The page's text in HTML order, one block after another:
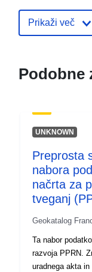
Tip:
Prikaži več
Podobne
UNKNOWN
Preprosta
nabora
načrta za
tveganj
Geokatalog
Ta nabor
razvoja PPRN.
uradnega akta